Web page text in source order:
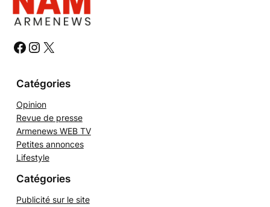
c
h
e
# # #
Catégories
Opinion
Revue de presse
Armenews WEB TV
Petites annonces
Lifestyle
Catégories
Publicité sur le site